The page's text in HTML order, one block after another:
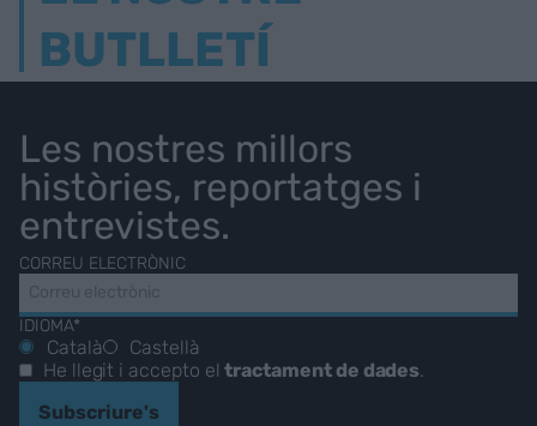
BUTLLETÍ
Les nostres millors
històries, reportatges i
entrevistes.
CORREU ELECTRÒNIC
IDIOMA*
Català
Castellà
He llegit i accepto eltractament de dades.
Subscriure's